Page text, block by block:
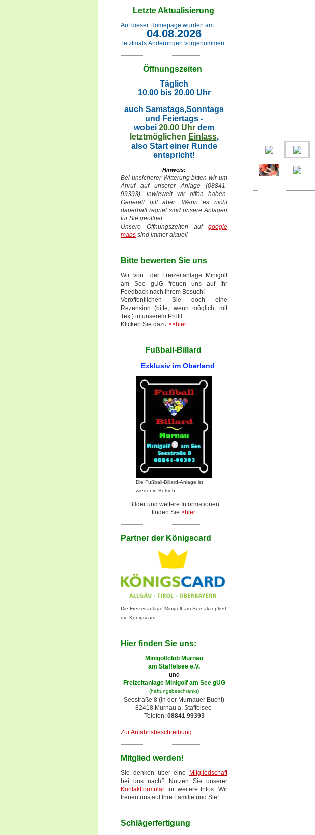
Letzte Aktualisierung
Auf dieser Homepage wurden am
04.08.2026
letztmals Änderungen vorgenommen.
Öffnungszeiten
Täglich
10.00 bis 20.00 Uhr
auch Samstags,Sonntags
und Feiertags -
wobei 20.00 Uhr dem
letztmöglichen Einlass,
also Start einer Runde
entspricht!
Hinweis:
Bei unsicherer Witterung bitten wir um
Anruf auf unserer Anlage (08841-
99393), inwieweit wir offen haben.
Generell gilt aber: Wenn es nicht
dauerhaft regnet sind unsere Anlagen
für Sie geöffnet.
Unsere Öffnungszeiten auf google
maps sind immer aktuell
Bitte bewerten Sie uns
Wir von der Freizeitanlage Minigolf
am See gUG freuen uns auf Ihr
Feedback nach Ihrem Besuch!
Veröffentlichen Sie doch eine
Rezension (bitte, wenn möglich, mit
Text) in unserem Profil.
Klicken Sie dazu >>hier.
Fußball-Billard
Exklusiv im Oberland
Die Fußball-Billard-Anlage ist
wieder in Betrieb
Bilder und weitere Informationen
finden Sie >hier.
Partner der Königscard
Die Freizeitanlage Minigolf am See akzeptiert
die Königscard
Hier finden Sie uns:
Minigolfclub Murnau
am Staffelsee e.V.
und
Freizeitanlage Minigolf am See gUG
(haftungsbeschränkt)
Seestraße 8 (in der Murnauer Bucht)
82418 Murnau a. Staffelsee
Telefon: 08841 99393
Zur Anfahrtsbeschreibung ...
Mitglied werden!
Sie denken über eine
Mitgliedschaft
bei uns nach? Nutzen Sie unserer
Kontaktformular für weitere Infos. Wir
freuen uns auf Ihre Familie und Sie!
Schlägerfertigung